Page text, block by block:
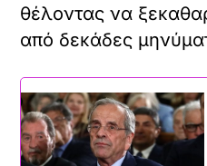
θέλοντας να
από δεκάδες